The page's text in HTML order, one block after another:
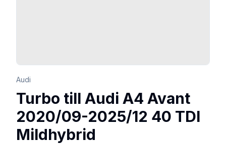
Audi
Turbo till Audi A4 Avant
2020/09-2025/12 40 TDI
Mildhybrid